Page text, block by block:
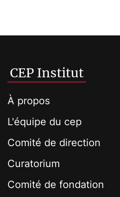
CEP Institut
À propos
L'équipe du cep
Comité de direction
Curatorium
Comité de fondation